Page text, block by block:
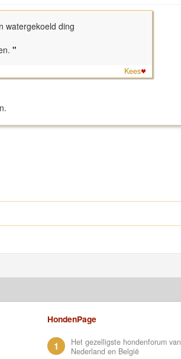
watergekoeld ding
"
Kees
HondenPage
1
Het gezelligste hondenforum van
Nederland en België